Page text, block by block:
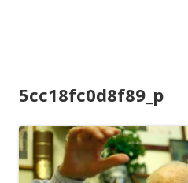
5cc18fc0d8f89_p